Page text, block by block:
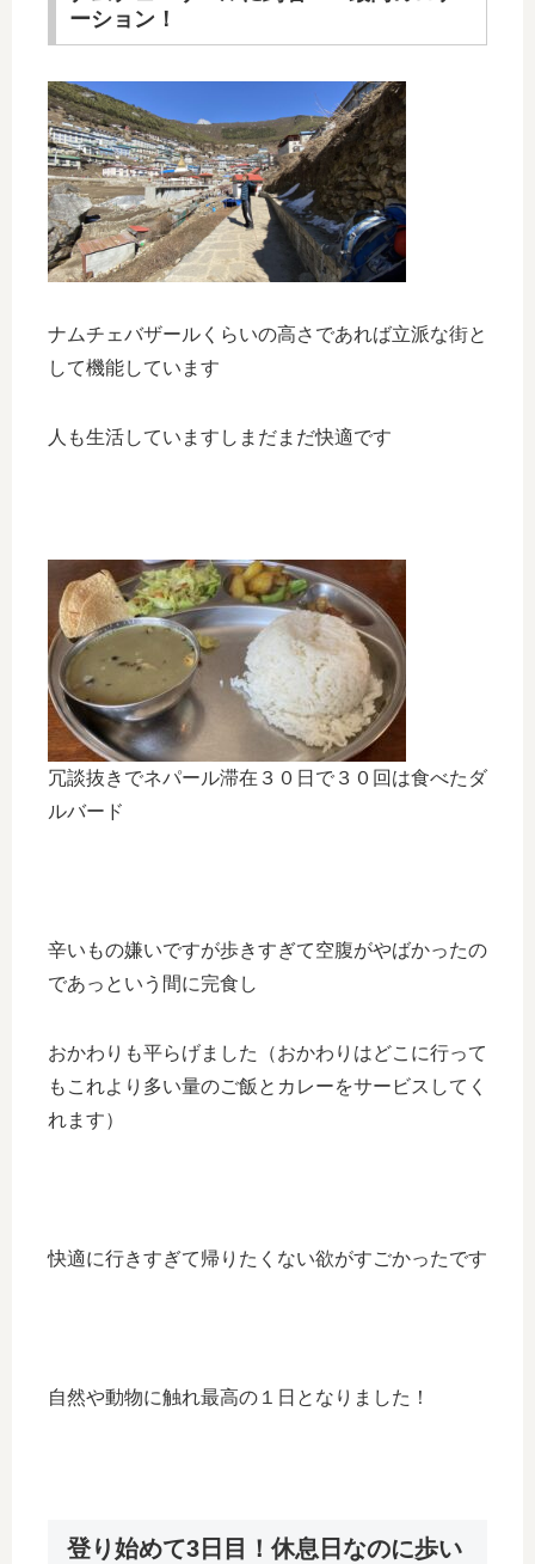
ーション！
ナムチェバザールくらいの高さであれば立派な街と
して機能しています
人も生活していますしまだまだ快適です
冗談抜きでネパール滞在３０日で３０回は食べたダ
ルバード
辛いもの嫌いですが歩きすぎて空腹がやばかったの
であっという間に完食し
おかわりも平らげました（おかわりはどこに行って
もこれより多い量のご飯とカレーをサービスしてく
れます）
快適に行きすぎて帰りたくない欲がすごかったです
自然や動物に触れ最高の１日となりました！
登り始めて3日目！休息日なのに歩い